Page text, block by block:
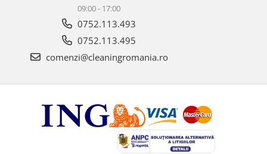
09:00 - 17:00
0752.113.493
0752.113.495
comenzi@cleaningromania.ro